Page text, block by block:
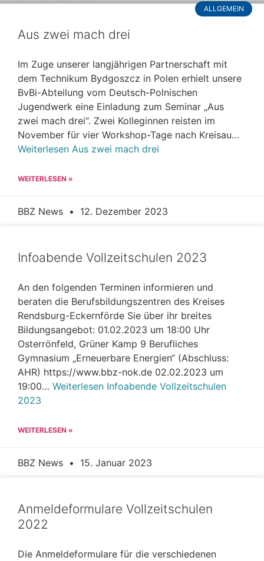
ALLGEMEIN
Aus zwei mach drei
Im Zuge unserer langjährigen Partnerschaft mit
dem Technikum Bydgoszcz in Polen erhielt unsere
BvBi-Abteilung vom Deutsch-Polnischen
Jugendwerk eine Einladung zum Seminar „Aus
zwei mach drei“. Zwei Kolleginnen reisten im
November für vier Workshop-Tage nach Kreisau…
Weiterlesen Aus zwei mach drei
WEITERLESEN »
BBZ News 12. Dezember 2023
Infoabende Vollzeitschulen 2023
An den folgenden Terminen informieren und
beraten die Berufsbildungszentren des Kreises
Rendsburg-Eckernförde Sie über ihr breites
Bildungsangebot: 01.02.2023 um 18:00 Uhr
Osterrönfeld, Grüner Kamp 9 Berufliches
Gymnasium „Erneuerbare Energien“ (Abschluss:
AHR) https://www.bbz-nok.de 02.02.2023 um
19:00… Weiterlesen Infoabende Vollzeitschulen
2023
WEITERLESEN »
BBZ News 15. Januar 2023
Anmeldeformulare Vollzeitschulen
2022
Die Anmeldeformulare für die verschiedenen